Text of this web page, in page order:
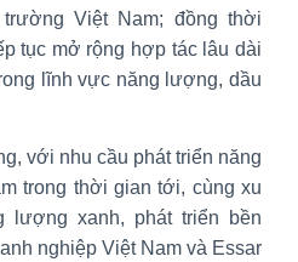
Việt Nam; đồng thời
tục mở rộng hợp tác lâu dài
lĩnh vực năng lượng, dầu
với nhu cầu phát triển năng
trong thời gian tới, cùng xu
lượng xanh, phát triển bền
nghiệp Việt Nam và Essar